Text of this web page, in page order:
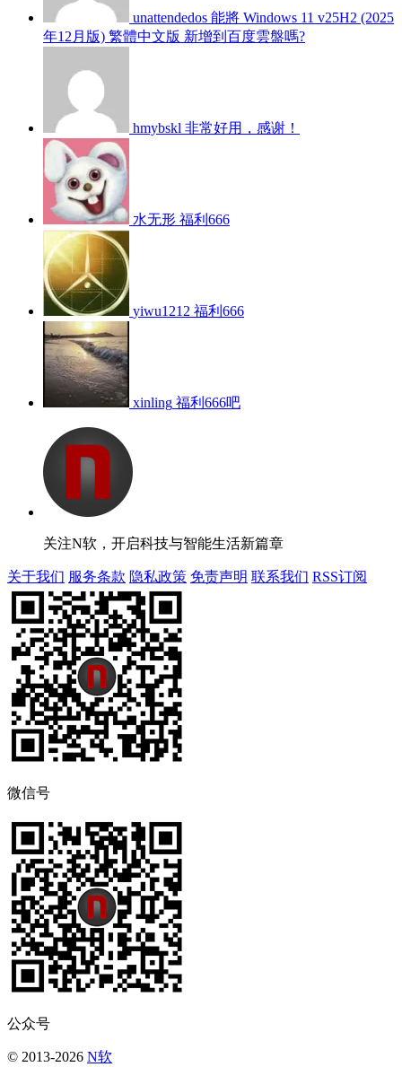
unattendedos 能將 Windows 11 v25H2 (2025
年12月版) 繁體中文版 新增到百度雲盤嗎?
hmybskl 非常好用，感谢！
水无形 福利666
yiwu1212 福利666
xinling 福利666吧
关注N软，开启科技与智能生活新篇章
关于我们 服务条款 隐私政策 免责声明 联系我们 RSS订阅
微信号
公众号
© 2013-2026 N软